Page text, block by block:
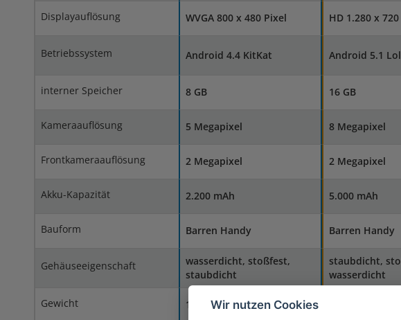
Displayauflösung WVGA 800 x 480 Pixel HD 1.280 x
Betriebssystem Android 4.4 KitKat Android 5.1
interner Speicher 8 GB 16 GB
Kameraauflösung 5 Megapixel 8 Megapixel
Frontkameraauflösung 2 Megapixel 2 Megapixel
Akku-Kapazität 2.200 mAh 5.000 mAh
Bauform Barren Handy Barren Handy
Gehäuseeigenschaft
wasserdicht, stoßfest,
staubdicht
staubdicht,
wasserdicht
Gewicht 154 Gramm
Wir nutzen Cookies